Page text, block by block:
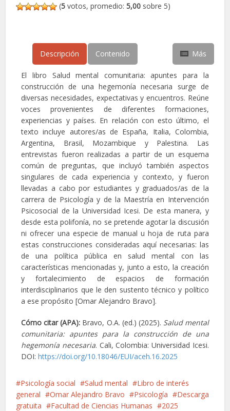
(5 votos, promedio:5,00 sobre 5)
Más
Descripción Contenido
El libro Salud mental comunitaria: apuntes para la
construcción de una hegemonía necesaria surge de
diversas necesidades, expectativas y encuentros. Reúne
voces provenientes de diferentes formaciones,
experiencias y países. En relación con esto último, el
texto incluye autores/as de España, Italia, Colombia,
Argentina, Brasil, Mozambique y Palestina. Las
entrevistas fueron realizadas a partir de un esquema
común de preguntas, que incluyó también aspectos
singulares de cada experiencia y contexto, y fueron
llevadas a cabo por estudiantes y graduados/as de la
carrera de Psicología y de la Maestría en Intervención
Psicosocial de la Universidad Icesi. De esta manera, y
desde esta polifonía, no se pretende agotar la discusión
ni ofrecer una especie de manual u hoja de ruta para
estas construcciones consideradas aquí necesarias: las
de una política pública en salud mental con las
características mencionadas y, junto a esto, la creación
y fortalecimiento de espacios de formación
interdisciplinarios que le den sustento técnico y político
a ese propósito [Omar Alejandro Bravo].
Cómo citar (APA): Bravo, O.A. (ed.) (2025). Salud mental
comunitaria: apuntes para la construcción de una
hegemonía necesaria. Cali, Colombia: Universidad Icesi.
DOI:https://doi.org/10.18046/EUI/aceh.16.2025
Psicología social Salud mental
Libro de interés
general
Omar Alejandro Bravo Psicología
Descarga
gratuita
Facultad de Ciencias Humanas
2025